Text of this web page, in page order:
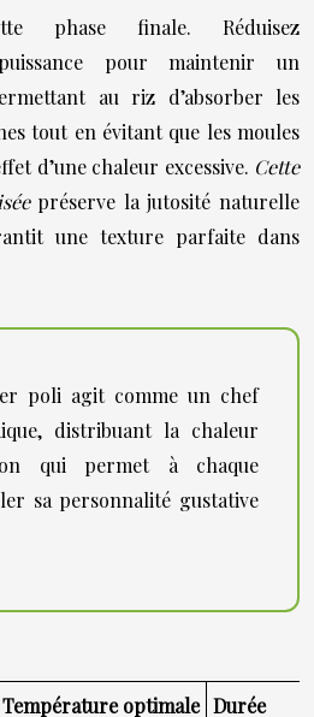
phase finale. Réduisez
pour maintenir un
au riz d’absorber les
tout en évitant que les moules
d’une chaleur excessive. Cette
préserve la jutosité naturelle
une texture parfaite dans
poli agit comme un chef
distribuant la chaleur
qui permet à chaque
sa personnalité gustative
Température optimale Durée